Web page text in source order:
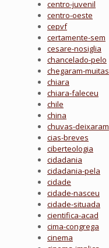
centro-juvenil
centro-oeste
cepvf
certamente-sem
cesare-nosiglia
chancelado-pelo
chegaram-muitas
chiara
chiara-faleceu
chile
china
chuvas-deixaram
cias-breves
ciberteologia
cidadania
cidadania-pela
cidade
cidade-nasceu
cidade-situada
cientifica-acad
cima-congrega
cinema